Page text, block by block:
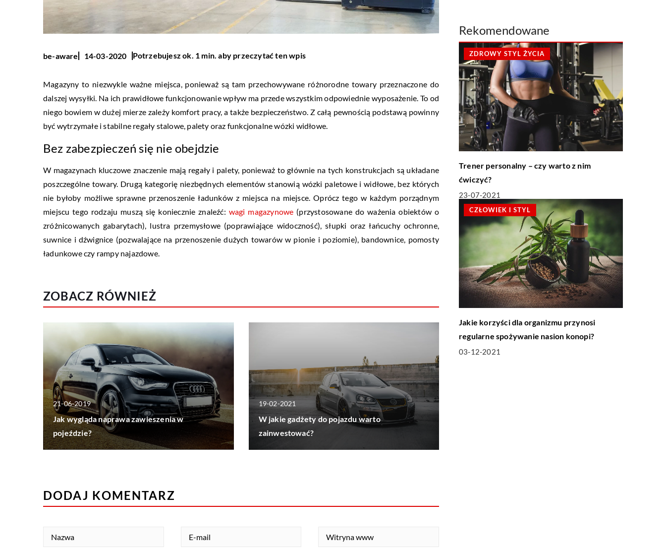
be-aware 14-03-2020 Potrzebujesz ok. 1 min. aby przeczytać ten wpis
Magazyny to niezwykle ważne miejsca, ponieważ są tam przechowywane różnorodne towary przeznaczone do
dalszej wysyłki. Na ich prawidłowe funkcjonowanie wpływ ma przede wszystkim odpowiednie wyposażenie. To od
niego bowiem w dużej mierze zależy komfort pracy, a także bezpieczeństwo. Z całą pewnością podstawą powinny
być wytrzymałe i stabilne regały stalowe, palety oraz funkcjonalne wózki widłowe.
Bez zabezpieczeń się nie obejdzie
W magazynach kluczowe znaczenie mają regały i palety, ponieważ to głównie na tych konstrukcjach są układane
poszczególne towary. Drugą kategorię niezbędnych elementów stanowią wózki paletowe i widłowe, bez których
nie byłoby możliwe sprawne przenoszenie ładunków z miejsca na miejsce. Oprócz tego w każdym porządnym
miejscu tego rodzaju muszą się koniecznie znaleźć: wagi magazynowe (przystosowane do ważenia obiektów o
zróżnicowanych gabarytach), lustra przemysłowe (poprawiające widoczność), słupki oraz łańcuchy ochronne,
suwnice i dźwignice (pozwalające na przenoszenie dużych towarów w pionie i poziomie), bandownice, pomosty
ładunkowe czy rampy najazdowe.
ZOBACZ RÓWNIEŻ
21-06-2019
Jak wygląda naprawa zawieszenia w
pojeździe?
19-02-2021
W jakie gadżety do pojazdu warto
zainwestować?
Rekomendowane
ZDROWY STYL ŻYCIA
Trener personalny – czy warto z nim
ćwiczyć?
23-07-2021
CZŁOWIEK I STYL
Jakie korzyści dla organizmu przynosi
regularne spożywanie nasion konopi?
03-12-2021
DODAJ KOMENTARZ